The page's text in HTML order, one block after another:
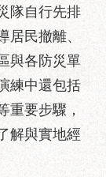
隊自行先排
居民撤離、
與各防災單
練中還包括
重要步驟，
解與實地經